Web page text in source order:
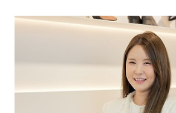
작품으로 만드는 김종필 대표의 이야기를 함
안경 디자이너 국내에서 가장 오랜 기간 안경
김종필입니다. 예전 한 언론사에서 ‘1세대 안경
틀을 붙여 주셔서 그렇게 많이 불리고 있어요.
디자인을 전공하던 시절에 안경 디자인 공모전
부터 안경 디자인을 본격적으로 시작하게 되었
디자..